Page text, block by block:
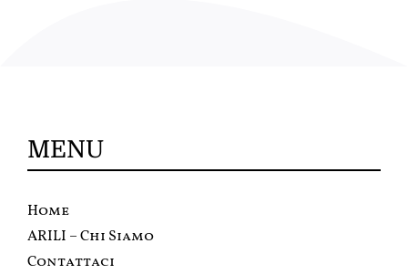
MENU
Home
ARILI – Chi Siamo
Contattaci